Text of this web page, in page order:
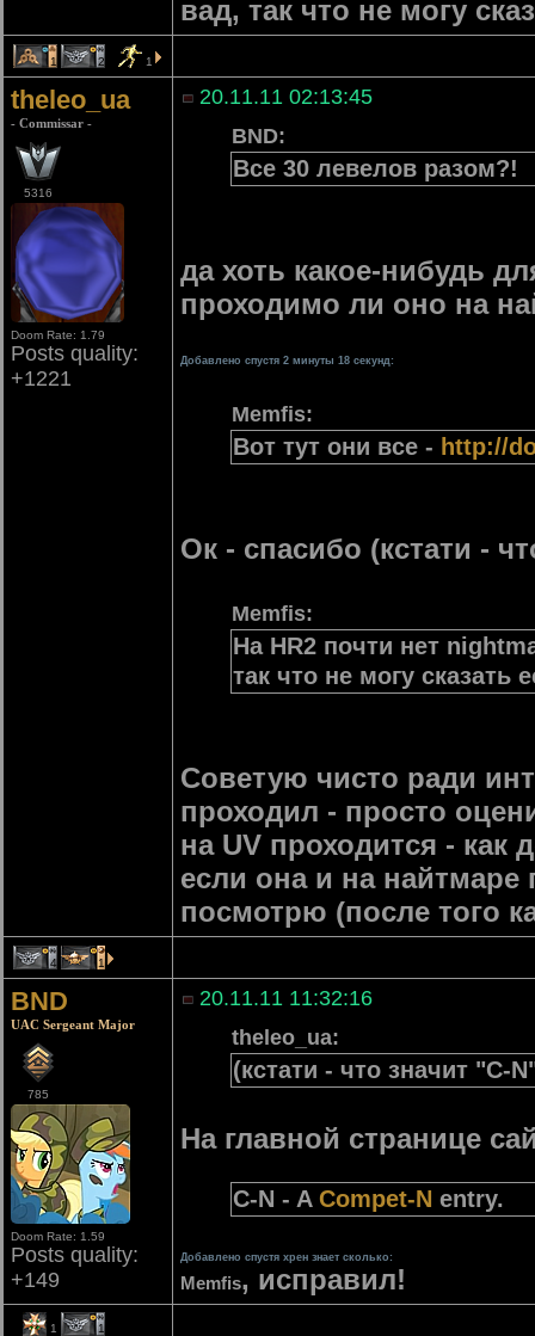
вад, так что не могу
1 2 1
theleo_ua
- Commissar -
5316
Doom Rate: 1.79
Posts quality:
+1221
20.11.11 02:13:45
BND:
Все 30 левелов разом?!
да хоть какое-нибудь
проходимо ли оно на
Добавлено спустя 2 минуты 18 секунд:
Memfis:
Вот тут они все - http://
Ок - спасибо (кстати -
Memfis:
На HR2 почти нет
так что не могу сказать
Советую чисто ради
проходил - просто
на UV проходится - как
если она и на найтмаре
посмотрю (после того
4 1
BND
UAC Sergeant Major
785
Doom Rate: 1.59
Posts quality:
+149
20.11.11 11:32:16
theleo_ua:
(кстати - что значит "C-
На главной странице
C-N - A Compet-N entry.
Добавлено спустя хрен знает сколько:
Memfis, исправил!
1 1